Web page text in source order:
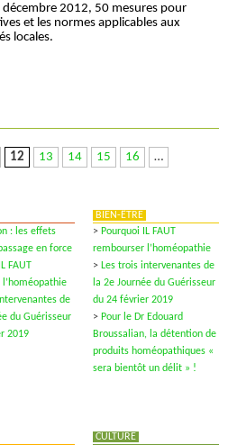
2012, 50 mesures pour
et les normes applicables aux
locales.
12 13 14 15 16
…
: les effets
en force
FAUT
de
du Guérisseur
2019
BIEN-ÊTRE
> Pourquoi IL FAUT
rembourser l’homéopathie
> Les trois intervenantes de
la 2e Journée du Guérisseur
du 24 février 2019
> Pour le Dr Edouard
Broussalian, la détention de
produits homéopathiques «
sera bientôt un délit » !
CULTURE